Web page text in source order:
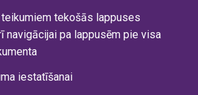
tekošās lappuses
navigācijai pa lappusēm pie visa
iestatīšanai